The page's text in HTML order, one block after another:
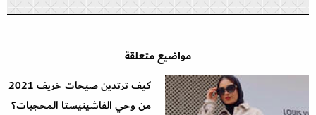
مواضيع متعلقة
كيف ترتدين صيحات خريف 2021
من وحي الفاشينيستا المحجبات؟